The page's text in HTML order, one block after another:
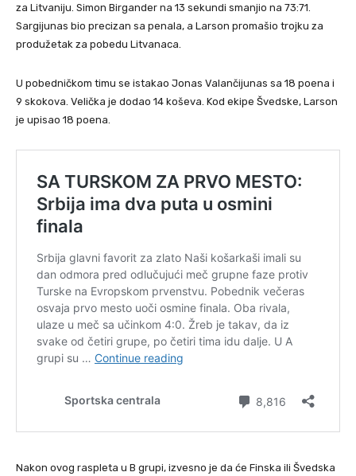
za Litvaniju. Simon Birgander na 13 sekundi smanjio na 73:71.
Sargijunas bio precizan sa penala, a Larson promašio trojku za
produžetak za pobedu Litvanaca.
U pobedničkom timu se istakao Jonas Valančijunas sa 18 poena i
9 skokova. Velička je dodao 14 koševa. Kod ekipe Švedske, Larson
je upisao 18 poena.
Nakon ovog raspleta u B grupi, izvesno je da će Finska ili Švedska